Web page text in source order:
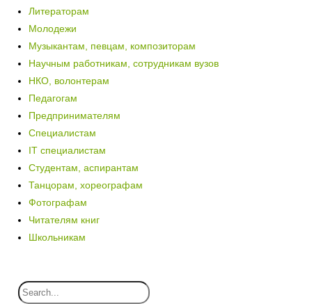
Литераторам
Молодежи
Музыкантам, певцам, композиторам
Научным работникам, сотрудникам вузов
НКО, волонтерам
Педагогам
Предпринимателям
Специалистам
IT специалистам
Студентам, аспирантам
Танцорам, хореографам
Фотографам
Читателям книг
Школьникам